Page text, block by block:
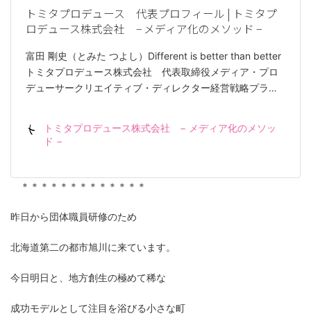
トミタプロデュース 代表プロフィール | トミタプ
ロデュース株式会社 − メディア化のメソッド −
富田 剛史（とみた つよし）Different is better than better
トミタプロデュース株式会社 代表取締役メディア・プロ
デューサークリエイティブ・ディレクター経営戦略プラ…
トミタプロデュース株式会社 − メディア化のメソッ
ド −
＊＊＊＊＊＊＊＊＊＊＊＊＊
昨日から団体職員研修のため
北海道第二の都市旭川に来ています。
今日明日と、地方創生の極めて稀な
成功モデルとして注目を浴びる小さな町